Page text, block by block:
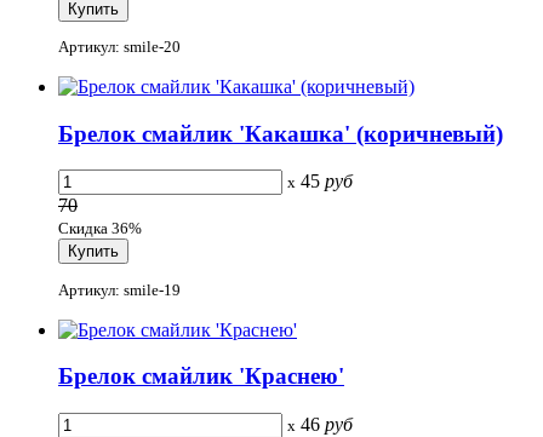
Артикул: smile-20
Брелок смайлик 'Какашка' (коричневый)
x 45 руб
70
Скидка 36%
Артикул: smile-19
Брелок смайлик 'Краснею'
x 46 руб